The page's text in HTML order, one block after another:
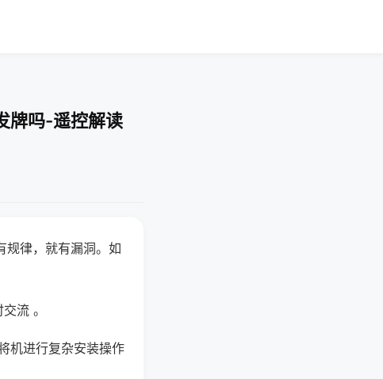
牌吗-遥控解读
规律，就有漏洞。如
流 。
机进行复杂安装操作